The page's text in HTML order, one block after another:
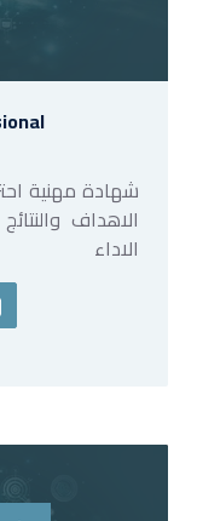
شهادة مهنية
الاهداف
الاداء